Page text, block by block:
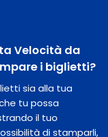
Velocità da
i biglietti?
sia alla tua
tu possa
il tuo
di stamparli,